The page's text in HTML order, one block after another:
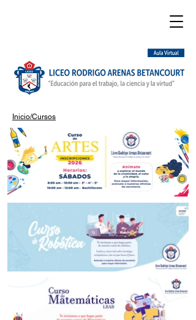
Inicio/Cursos